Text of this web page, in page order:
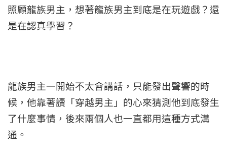
照顧龍族男主，想著龍族男主到底是在玩遊戲？還
是在認真學習？
龍族男主一開始不太會講話，只能發出聲響的時
候，他靠著讀「穿越男主」的心來猜測他到底發生
了什麼事情，後來兩個人也一直都用這種方式溝
通。